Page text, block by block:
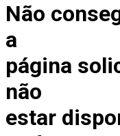
Não
a
página
não
estar